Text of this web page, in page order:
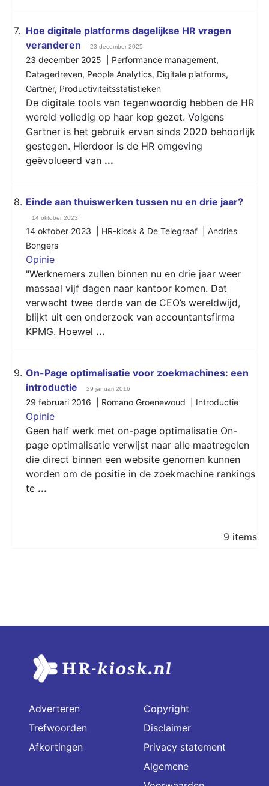
7. Hoe digitale platforms dagelijkse HR vragen
veranderen
23 december 2025
23 december 2025 | Performance management,
Datagedreven, People Analytics, Digitale platforms,
Gartner, Productiviteitsstatistieken
De digitale tools van tegenwoordig hebben de HR
wereld volledig op haar kop gezet. Volgens
Gartner is het gebruik ervan sinds 2020 behoorlijk
gestegen. Hierdoor is de HR omgeving
geëvolueerd van ...
8. Einde aan thuiswerken tussen nu en drie jaar?
14 oktober 2023
14 oktober 2023 | HR-kiosk & De Telegraaf | Andries
Bongers
Opinie
"Werknemers zullen binnen nu en drie jaar weer
massaal vijf dagen naar kantoor komen. Dat
verwacht twee derde van de CEO’s wereldwijd,
blijkt uit een onderzoek van accountantsfirma
KPMG. Hoewel ...
9. On-Page optimalisatie voor zoekmachines: een
introductie
29 januari 2016
29 februari 2016 | Romano Groenewoud | Introductie
Opinie
Geen half werk met on-page optimalisatie On-
page optimalisatie verwijst naar alle maatregelen
die direct binnen een website genomen kunnen
worden om de positie in de zoekmachine rankings
te ...
9 items
Adverteren
Trefwoorden
Afkortingen
Copyright
Disclaimer
Privacy statement
Algemene